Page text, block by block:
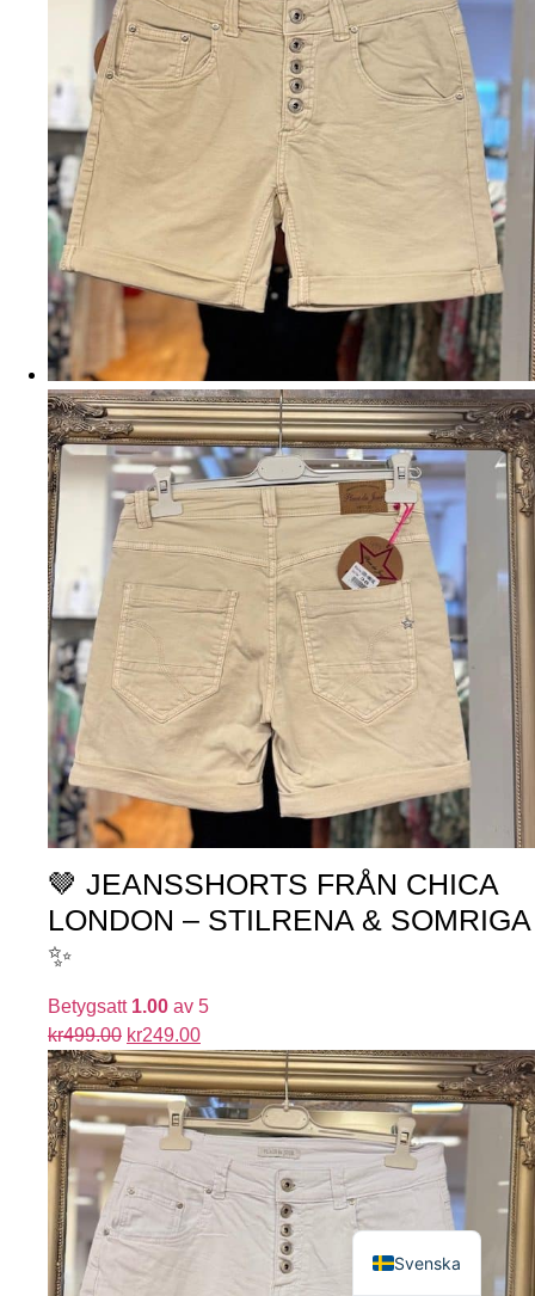
🤎 JEANSSHORTS FRÅN CHICA
LONDON – STILRENA & SOMRIGA
✨
Betygsatt 1.00 av 5
kr499.00 kr249.00
Svenska